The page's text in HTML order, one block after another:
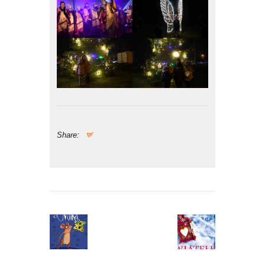
Share:
wpisu